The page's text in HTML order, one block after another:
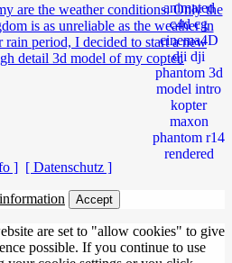
are the weather conditions. Only the
is as unreliable as the weather in
period, I decided to start a new
detail 3d model of my copter.
] [ Datenschutz ]
Accept
are set to "allow cookies" to give
possible. If you continue to use